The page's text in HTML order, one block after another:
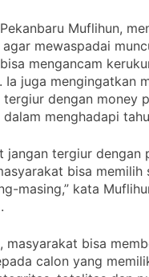
Muflihun,
mewaspadai
mengancam
Ia juga mengingatkan
tergiur dengan money
menghadapi
jangan tergiur dengan
bisa memilih
masing,” kata
masyarakat bisa
calon yang